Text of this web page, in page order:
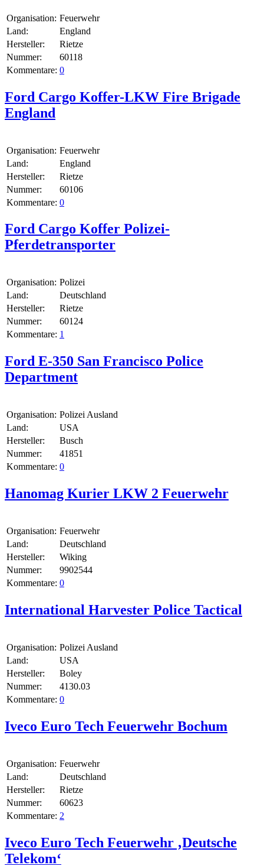
Organisation: Feuerwehr
Land:
England
Hersteller:
Rietze
Nummer:
60118
Kommentare: 0
Ford Cargo Koffer-LKW Fire Brigade
England
Organisation: Feuerwehr
Land:
England
Hersteller:
Rietze
Nummer:
60106
Kommentare: 0
Ford Cargo Koffer Polizei-
Pferdetransporter
Organisation: Polizei
Land:
Deutschland
Hersteller:
Rietze
Nummer:
60124
Kommentare: 1
Ford E-350 San Francisco Police
Department
Organisation: Polizei Ausland
Land:
USA
Hersteller:
Busch
Nummer:
41851
Kommentare: 0
Hanomag Kurier LKW 2 Feuerwehr
Organisation: Feuerwehr
Land:
Deutschland
Hersteller:
Wiking
Nummer:
9902544
Kommentare: 0
International Harvester Police Tactical
Organisation: Polizei Ausland
Land:
USA
Hersteller:
Boley
Nummer:
4130.03
Kommentare: 0
Iveco Euro Tech Feuerwehr Bochum
Organisation: Feuerwehr
Land:
Deutschland
Hersteller:
Rietze
Nummer:
60623
Kommentare: 2
Iveco Euro Tech Feuerwehr ‚Deutsche
Telekom‘